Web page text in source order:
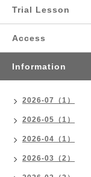
Trial Lesson
Access
Information
2026-07（1）
2026-05（1）
2026-04（1）
2026-03（2）